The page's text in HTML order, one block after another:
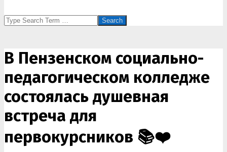
Search
В Пензенском социально-
педагогическом колледже
состоялась душевная
встреча для
первокурсников 📚❤️